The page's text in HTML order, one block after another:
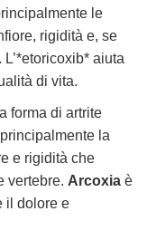
le
rigidità e, se
aiuta
di vita.
forma di artrite
la
e rigidità che
vertebre. Arcoxiaè
il dolore e